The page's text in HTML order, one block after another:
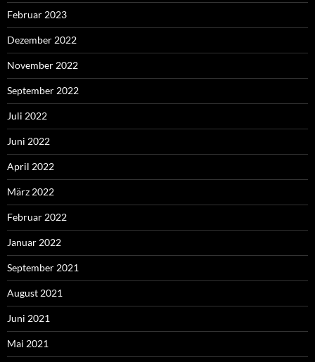
Februar 2023
Dezember 2022
November 2022
September 2022
Juli 2022
Juni 2022
April 2022
März 2022
Februar 2022
Januar 2022
September 2021
August 2021
Juni 2021
Mai 2021